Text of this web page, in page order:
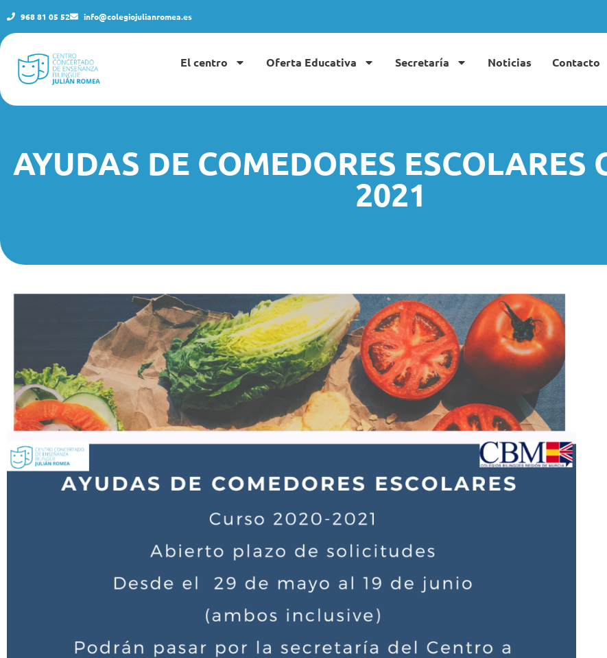
968 81 05 52 info@colegiojulianromea.es
El centro Oferta Educativa Secretaría Noticias Contacto
AYUDAS DE COMEDORES ESCOLARES
2021